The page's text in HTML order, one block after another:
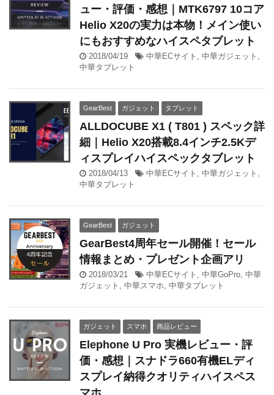
ュー・評価・感想｜MTK6797 10コア
Helio X20の実力は本物！メイン使い
にもおすすめなハイスペタブレット
2018/04/19 中華ECサイト 中華ガジェット
中華タブレット
GearBest ガジェット タブレット
ALLDOCUBE X1 ( T801 ) スペック詳
細｜Helio X20搭載8.4インチ2.5Kデ
ィスプレイハイスペックタブレット
2018/04/13 中華ECサイト 中華ガジェット
中華タブレット
GearBest ガジェット
GearBest4周年セール開催！セール
情報まとめ・プレゼント企画アリ
2018/03/21 中華ECサイト 中華GoPro 中華
ガジェット
中華スマホ 中華タブレット
ガジェット スマホ 商品レビュー
Elephone U Pro 実機レビュー・評
価・感想｜スナドラ660有機ELディ
スプレイ納得クオリティハイスペス
マホ